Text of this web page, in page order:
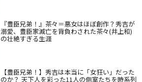
『豊臣兄弟！』茶々＝悪女はほぼ創作？秀吉が
溺愛、豊臣家滅亡を背負わされた茶々(井上和)
の壮絶すぎる生涯
【豊臣兄弟！】秀吉は本当に「女狂い」だった
のか？ 天下人を彩った11人の側室たちを時系列